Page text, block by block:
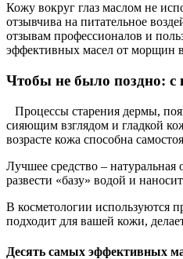
Кожу вокруг глаз маслом не
отзывчива на питательное
отзывам профессионалов и
эффективных масел от морщин
Чтобы не было поздно: с
Процессы старения дермы,
сияющим взглядом и гладкой
возрасте кожа способна
Лучшее средство –
развести «базу» водой и
В косметологии используются
подходит для вашей кожи,
Десять самых эффективных